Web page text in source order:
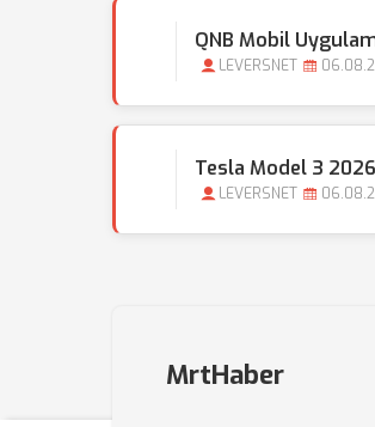
QNB Mobil
LEVERSNET
Tesla Model 3 2026
LEVERSNET
MrtHaber